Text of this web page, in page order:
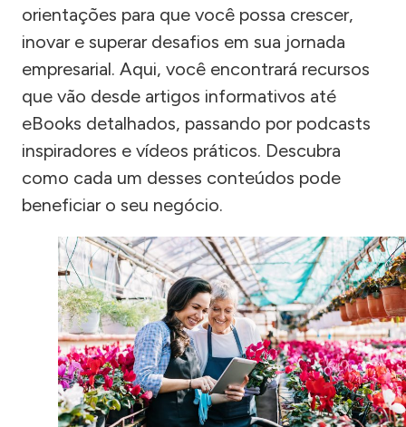
orientações para que você possa crescer,
inovar e superar desafios em sua jornada
empresarial. Aqui, você encontrará recursos
que vão desde artigos informativos até
eBooks detalhados, passando por podcasts
inspiradores e vídeos práticos. Descubra
como cada um desses conteúdos pode
beneficiar o seu negócio.